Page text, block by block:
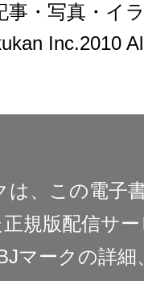
事・写真・イ
Inc.2010
は、この電子
規版配信サ
マークの詳